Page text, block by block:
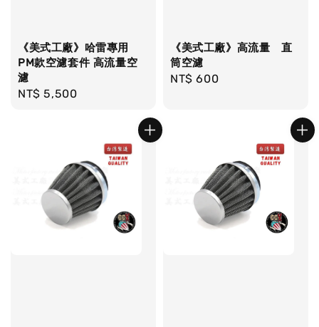
《美式工廠》哈雷專用
PM款空濾套件 高流量空
濾
Regular
NT$ 5,500
《美式工廠》高流量 直
筒空濾
Regular
NT$ 600